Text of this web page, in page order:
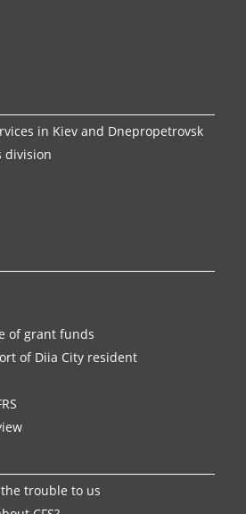
in Kiev and Dnepropetrovsk
division
of grant funds
of Diia City resident
trouble to us